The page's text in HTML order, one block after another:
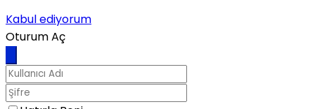
Kabul ediyorum
Oturum Aç